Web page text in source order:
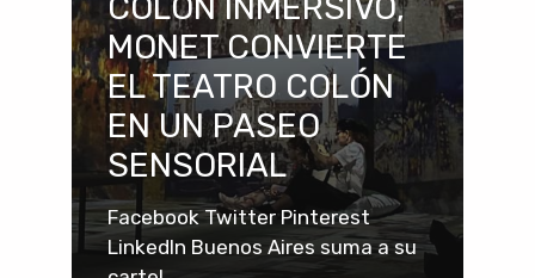
MONET CONVIERTE
EL TEATRO COLÓN
EN UN PASEO
SENSORIAL
Facebook Twitter Pinterest
LinkedIn Buenos Aires suma a su